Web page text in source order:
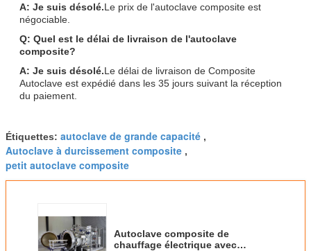
A: Je suis désolé.Le prix de l'autoclave composite est
négociable.
Q: Quel est le délai de livraison de l'autoclave
composite?
A: Je suis désolé.Le délai de livraison de Composite
Autoclave est expédié dans les 35 jours suivant la réception
du paiement.
Étiquettes: autoclave de grande capacité ,
Autoclave à durcissement composite ,
petit autoclave composite
Autoclave composite de
chauffage électrique avec